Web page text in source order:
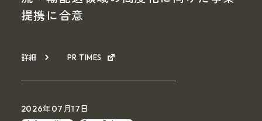
提携に合意
詳細 PR TIMES
2026年07月17日